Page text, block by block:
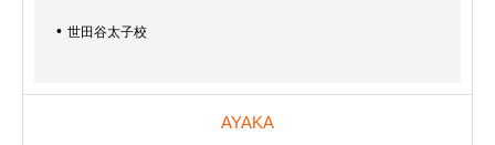
世田谷太子校
AYAKA